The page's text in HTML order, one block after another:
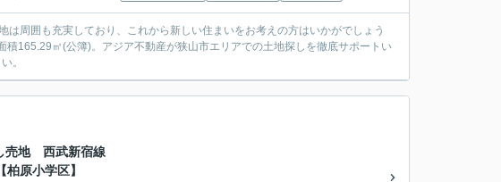
周囲も充実しており、これから新しい住まいをお考えの方はいかがでしょう
165.29㎡(公簿)。アジア不動産が狭山市エリアでの土地探しを徹底サポートい
。
売地 西武新宿線
原小学区】